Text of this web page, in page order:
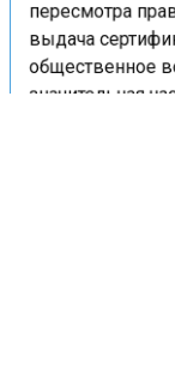
пересмотра
выдача
общественное
значительная